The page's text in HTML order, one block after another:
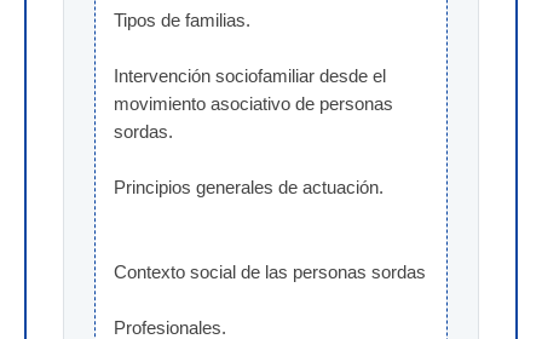
Tipos de familias.
Intervención sociofamiliar desde el
movimiento asociativo de personas
sordas.
Principios generales de actuación.
Contexto social de las personas sordas
Profesionales.